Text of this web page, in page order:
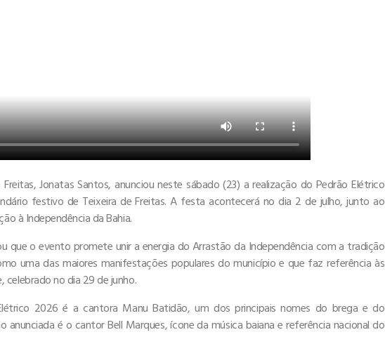
Jonatas Santos, anunciou neste sábado (23) a realização do Pedrão Elétrico
festivo de Teixeira de Freitas. A festa acontecerá no dia 2 de julho, junto ao
à Independência da Bahia.
que o evento promete unir a energia do Arrastão da Independência com a tradição
uma das maiores manifestações populares do município e que faz referência às
celebrado no dia 29 de junho.
2026 é a cantora Manu Batidão, um dos principais nomes do brega e do
anunciada é o cantor Bell Marques, ícone da música baiana e referência nacional do